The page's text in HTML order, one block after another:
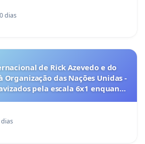
dias
de Rick Azevedo e do
Organização das Nações Unidas -
pela escala 6x1 enquanto